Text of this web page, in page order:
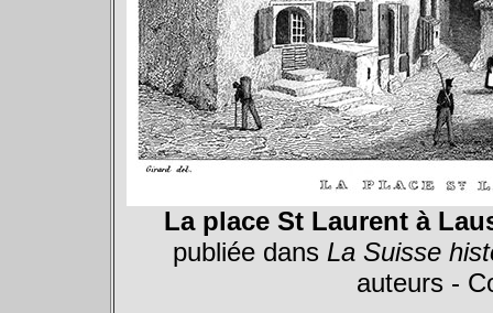
La place St Laurent à
publiée dans La Suisse
auteurs -